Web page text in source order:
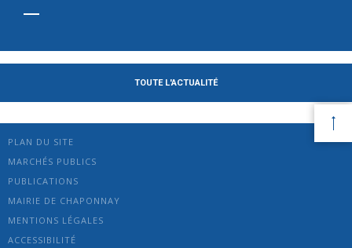
TOUTE L'ACTUALITÉ
PLAN DU SITE
MARCHÉS PUBLICS
PUBLICATIONS
MAIRIE DE CHAPONNAY
MENTIONS LÉGALES
ACCESSIBILITÉ